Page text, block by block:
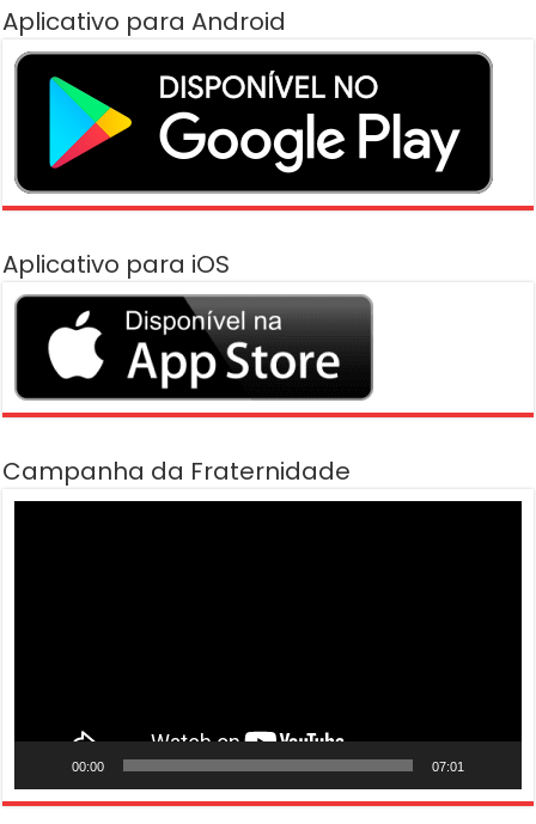
Aplicativo para Android
Aplicativo para iOS
Campanha da Fraternidade
00:00 07:01